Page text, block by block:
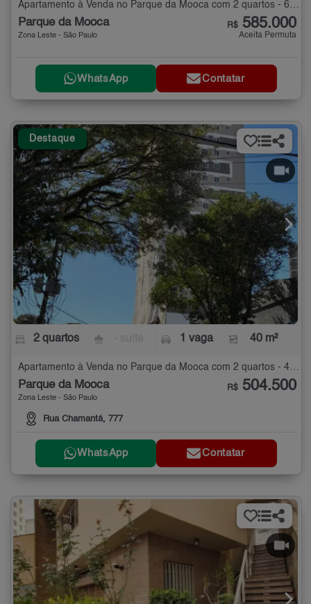
Apartamento à Venda no Parque da Mooca com 2 quartos - 63 m²
Parque da Mooca
Zona Leste - São Paulo
R$ 585.000
Aceita Permuta
WhatsApp Contatar
Destaque
2 quartos 1 vaga 40 m²
Apartamento à Venda no Parque da Mooca com 2 quartos - 40 m²
Parque da Mooca
Zona Leste - São Paulo
Rua Chamantá, 777
R$ 504.500
WhatsApp Contatar